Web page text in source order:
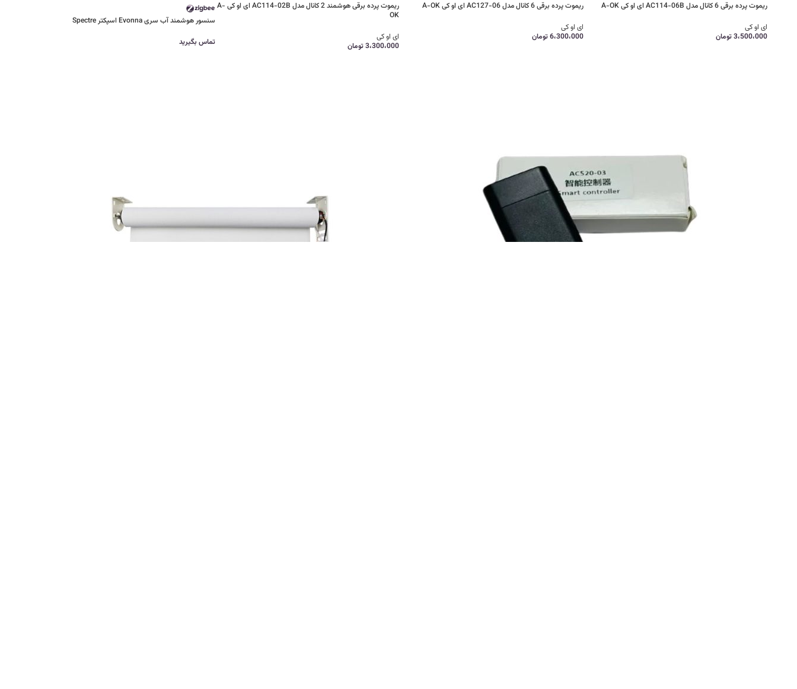
ریموت پرده برقی 6 کانال مدل AC114-06B ای او کی A-OK
ای او کی
3،500،000تومان
ریموت پرده برقی 6 کانال مدل AC127-06 ای او کی A-OK
ای او کی
6،300،000تومان
ریموت پرده برقی هوشمند 2 کانال مدل AC114-02B ای او کی A-
OK
ای او کی
3،300،000تومان
سنسور هوشمند آب سری Evonna اسپکتر Spectre
تماس بگیرید